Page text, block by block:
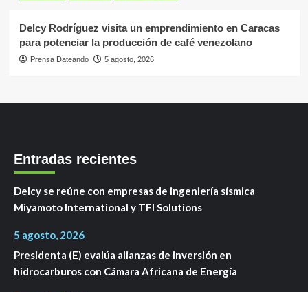
Delcy Rodríguez visita un emprendimiento en Caracas
para potenciar la producción de café venezolano
Prensa Dateando 5 agosto, 2026
Entradas recientes
Delcy se reúne con empresas de ingeniería sísmica
Miyamoto International y TFI Solutions
5 agosto, 2026
Presidenta (E) evalúa alianzas de inversión en
hidrocarburos con Cámara Africana de Energía